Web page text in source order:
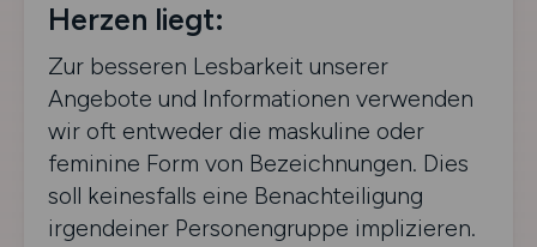
Herzen liegt:
Zur besseren Lesbarkeit unserer
Angebote und Informationen verwenden
wir oft entweder die maskuline oder
feminine Form von Bezeichnungen. Dies
soll keinesfalls eine Benachteiligung
irgendeiner Personengruppe implizieren.